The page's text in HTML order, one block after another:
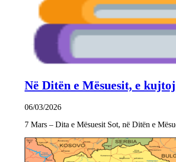
Në Ditën e Mësuesit, e
06/03/2026
7 Mars – Dita e Mësuesit Sot, në Ditën e